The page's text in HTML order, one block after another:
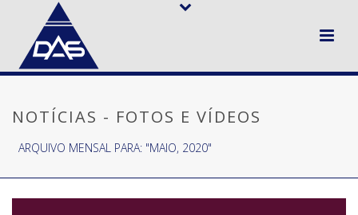
NOTÍCIAS - FOTOS E VÍDEOS
ARQUIVO MENSAL PARA: "MAIO, 2020"